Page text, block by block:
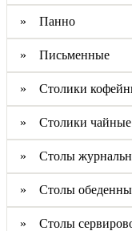
» Панно
» Письменные
» Столики
» Столики чайные
» Столы
» Столы
» Столы